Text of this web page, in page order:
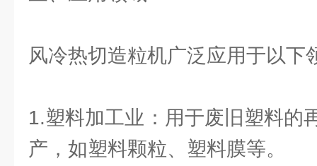
风冷热切造粒机广泛应用于以下
1.塑料加工业：用于废旧塑料的
产，如塑料颗粒、塑料膜等。